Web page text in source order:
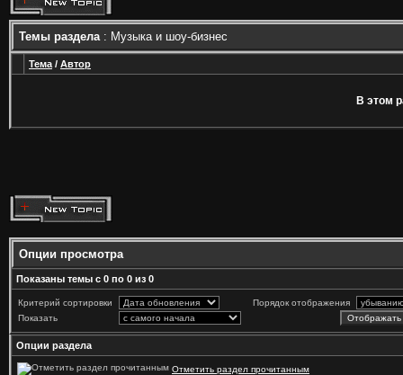
Темы раздела: Музыка и шоу-бизнес
Тема / Автор
В этом
Опции просмотра
Показаны темы с 0 по 0 из 0
Критерий сортировки
Порядок отображения
Показать
Опции раздела
Отметить раздел прочитанным